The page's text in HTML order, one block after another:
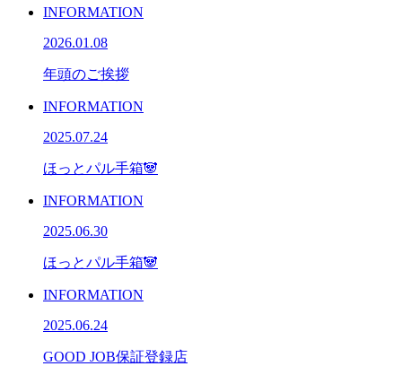
INFORMATION
2026.01.08
年頭のご挨拶
INFORMATION
2025.07.24
ほっとパル手箱🐼
INFORMATION
2025.06.30
ほっとパル手箱🐼
INFORMATION
2025.06.24
GOOD JOB保証登録店